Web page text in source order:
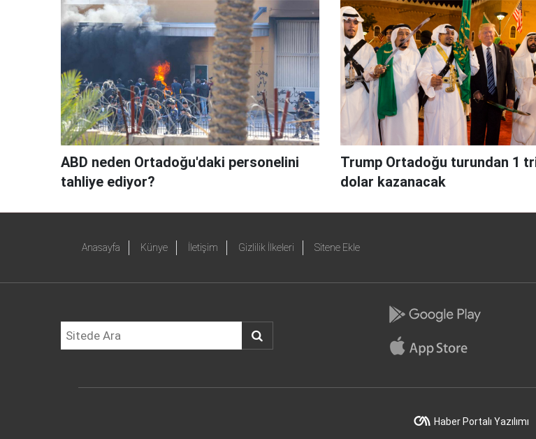
ABD neden Ortadoğu'daki personelini
tahliye ediyor?
Trump Ortadoğu turundan 1
dolar kazanacak
Anasayfa Künye İletişim Gizlilik İlkeleri Sitene Ekle
Haber Portalı Yazılımı